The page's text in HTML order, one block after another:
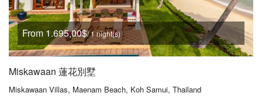
From 1.695,00$/ 1 night(s)
Miskawaan 蓮花別墅
Miskawaan Villas, Maenam Beach, Koh Samui, Thailand